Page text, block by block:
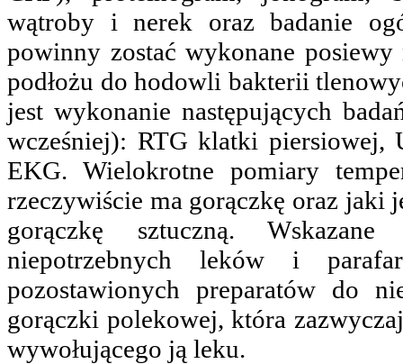
wątroby i nerek oraz badanie
powinny zostać wykonane
podłożu do hodowli bakterii
jest wykonanie następujących
wcześniej): RTG klatki piersiowej,
EKG. Wielokrotne pomiary
rzeczywiście ma gorączkę oraz
gorączkę sztuczną.
niepotrzebnych leków i
pozostawionych preparatów do
gorączki polekowej, która
wywołującego ją leku.